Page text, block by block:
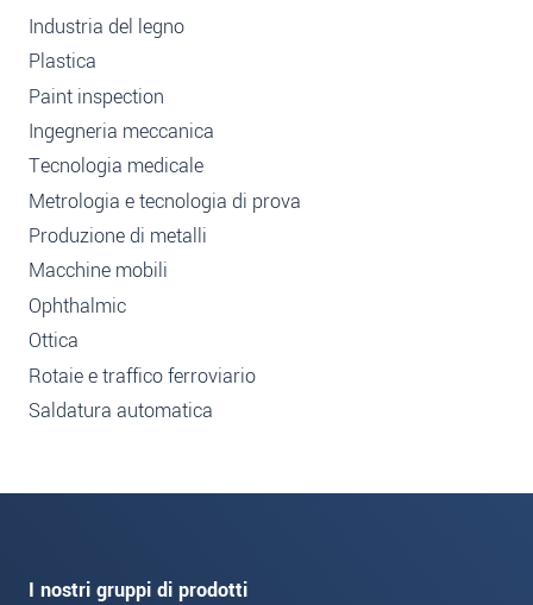
Industria del legno
Plastica
Paint inspection
Ingegneria meccanica
Tecnologia medicale
Metrologia e tecnologia di prova
Produzione di metalli
Macchine mobili
Ophthalmic
Ottica
Rotaie e traffico ferroviario
Saldatura automatica
I nostri gruppi di prodotti